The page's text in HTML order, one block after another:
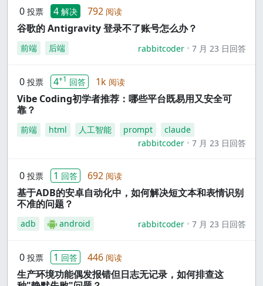
0 投票 4 解决 792 阅读
谷歌的 Antigravity 登录不了账号怎么办？
前端 后端 rabbitcoder 7 月 23 日回答
0 投票 4+1 回答 1k 阅读
Vibe Coding初学者推荐：哪些平台既易用又安全可
靠？
前端 html 人工智能 prompt
claude
rabbitcoder
7 月 23 日回答
0 投票 1 回答 692 阅读
基于ADB的安卓自动化中，如何解决短文本和表情识别
不准的问题？
adb android rabbitcoder 7 月 23 日回答
0 投票 1 回答 446 阅读
生产环境功能偶发报错但日志无记录，如何排查这